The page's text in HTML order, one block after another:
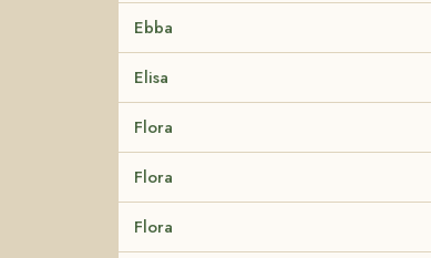
Ebba
Elisa
Flora
Flora
Flora